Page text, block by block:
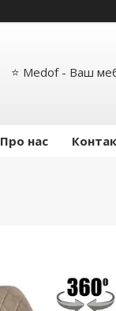
⭐ Medof - Ваш
Про нас